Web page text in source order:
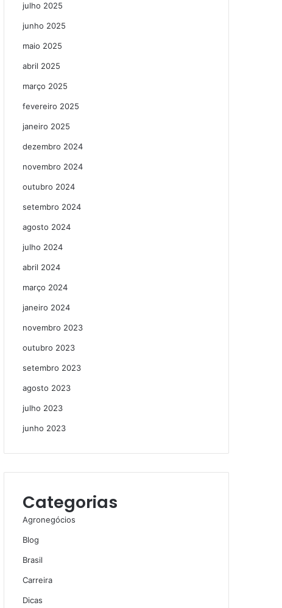
julho 2025
junho 2025
maio 2025
abril 2025
março 2025
fevereiro 2025
janeiro 2025
dezembro 2024
novembro 2024
outubro 2024
setembro 2024
agosto 2024
julho 2024
abril 2024
março 2024
janeiro 2024
novembro 2023
outubro 2023
setembro 2023
agosto 2023
julho 2023
junho 2023
Categorias
Agronegócios
Blog
Brasil
Carreira
Dicas